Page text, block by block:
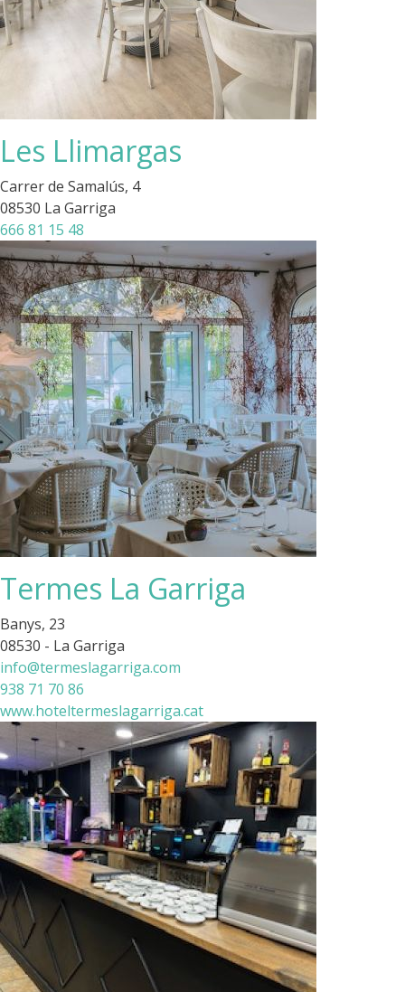
Les Llimargas
Carrer de Samalús, 4
08530 La Garriga
666 81 15 48
Termes La Garriga
Banys, 23
08530 - La Garriga
info@termeslagarriga.com
938 71 70 86
www.hoteltermeslagarriga.cat